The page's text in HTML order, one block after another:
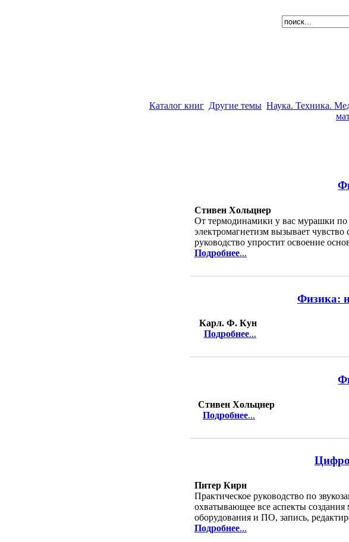
Каталог книг Другие темы Наука. Техника.
Стивен Хольцнер
От термодинамики у вас мурашки
электромагнетизм вызывает
руководство упростит освоение
Подробнее...
Физика:
Карл. Ф. Кун
Подробнее...
Стивен Хольцнер
Подробнее...
Питер Кирн
Практическое руководство по
охватывающее все аспекты
оборудования и ПО, запись,
Подробнее...